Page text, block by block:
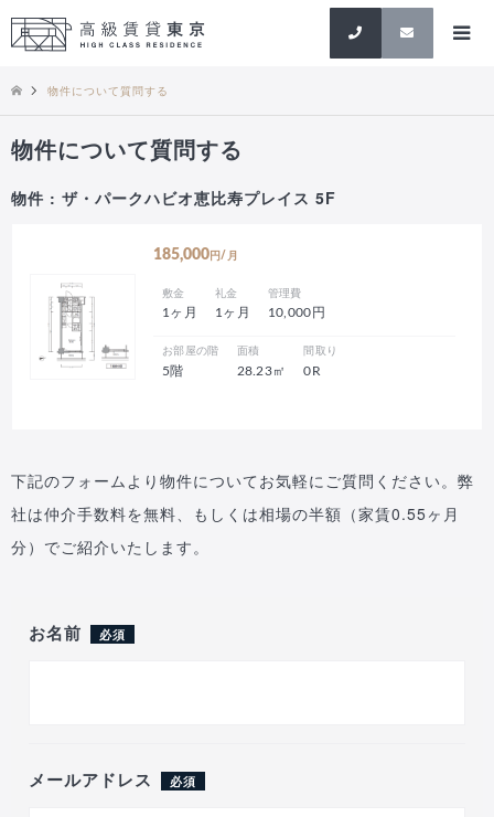
検索
物件について質問する
物件について質問する
物件 : ザ・パークハビオ恵比寿プレイス 5F
185,000 円/月
敷金
1ヶ月
礼金
1ヶ月
管理費
10,000円
お部屋の階
5階
面積
28.23㎡
間取り
0R
下記のフォームより物件についてお気軽にご質問ください。弊
社は仲介手数料を無料、もしくは相場の半額（家賃0.55ヶ月
分）でご紹介いたします。
お名前 必須
メールアドレス 必須